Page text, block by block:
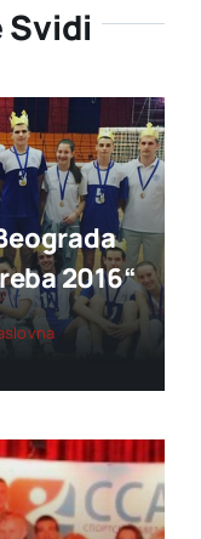
Svidi
2016“